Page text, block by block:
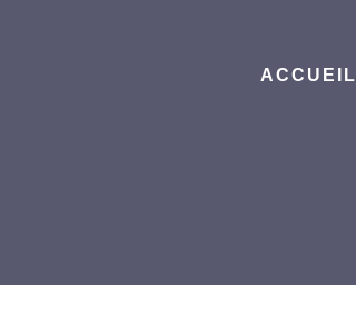
ACCUEIL